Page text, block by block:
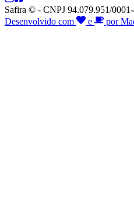
Safira © - CNPJ 94.079.951/
Desenvolvido com
e por